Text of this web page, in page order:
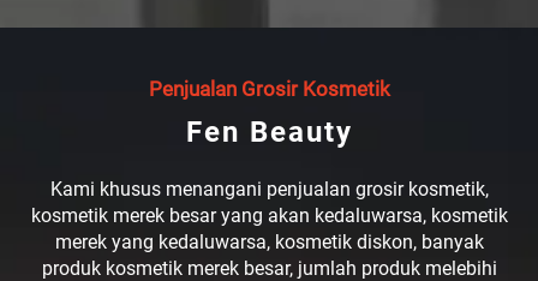
Penjualan Grosir Kosmetik
Fen Beauty
Kami khusus menangani penjualan grosir kosmetik,
kosmetik merek besar yang akan kedaluwarsa, kosmetik
merek yang kedaluwarsa, kosmetik diskon, banyak
produk kosmetik merek besar, jumlah produk melebihi